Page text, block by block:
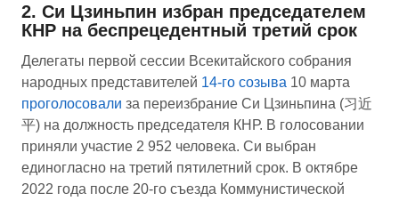
2. Си Цзиньпин избран председателем
КНР на беспрецедентный третий срок
Делегаты первой сессии Всекитайского собрания
народных представителей 14-го созыва 10 марта
проголосовали за переизбрание Си Цзиньпина (习近
平) на должность председателя КНР. В голосовании
приняли участие 2 952 человека. Си выбран
единогласно на третий пятилетний срок. В октябре
2022 года после 20-го съезда Коммунистической